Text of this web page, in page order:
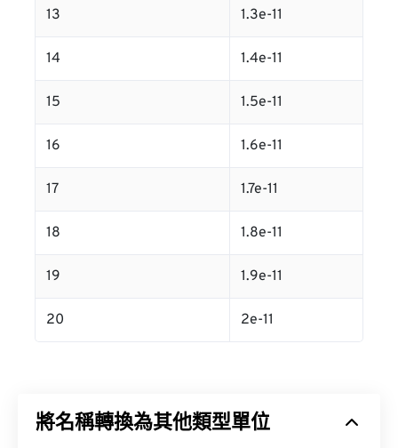
13 1.3e-11
14 1.4e-11
15 1.5e-11
16 1.6e-11
17 1.7e-11
18 1.8e-11
19 1.9e-11
20 2e-11
將名稱轉換為其他類型單位